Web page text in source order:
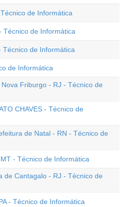
de Informática
Técnico de Informática
Técnico de Informática
de Informática
Friburgo - RJ - Técnico de
CHAVES - Técnico de
de Natal - RN - Técnico de
- Técnico de Informática
de Cantagalo - RJ - Técnico de
- Técnico de Informática